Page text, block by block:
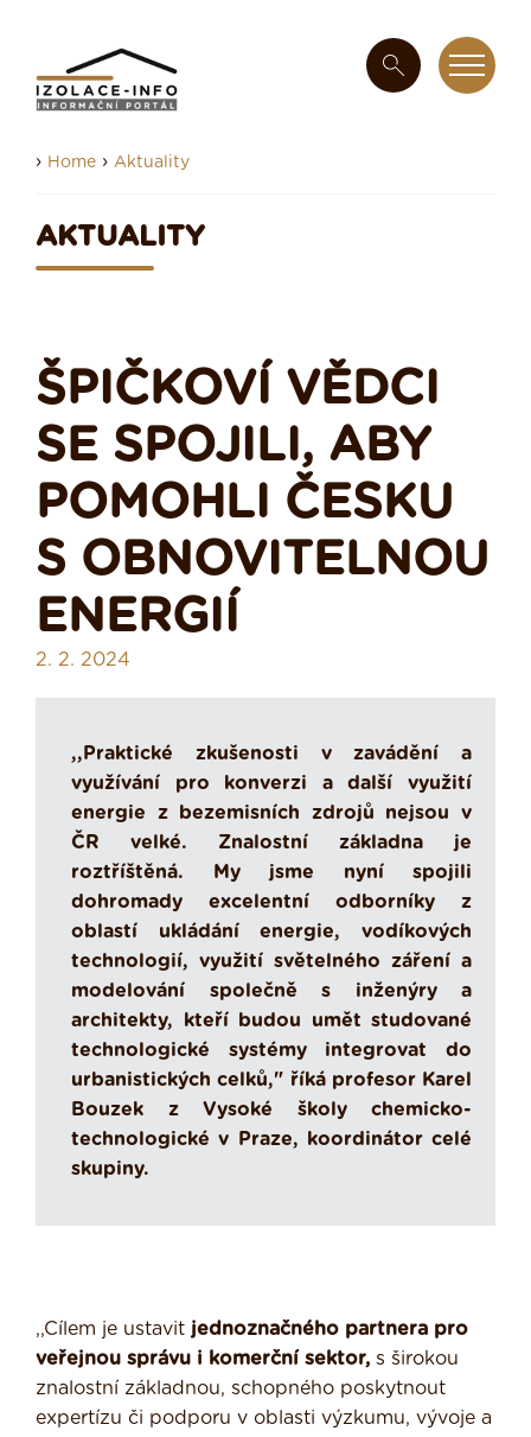
› Home › Aktuality
AKTUALITY
ŠPIČKOVÍ VĚDCI
SE SPOJILI, ABY
POMOHLI ČESKU
S OBNOVITELNOU
ENERGIÍ
2. 2. 2024
,,Praktické zkušenosti v zavádění a
využívání pro konverzi a další využití
energie z bezemisních zdrojů nejsou v
ČR velké. Znalostní základna je
roztříštěná. My jsme nyní spojili
dohromady excelentní odborníky z
oblastí ukládání energie, vodíkových
technologií, využití světelného záření a
modelování společně s inženýry a
architekty, kteří budou umět studované
technologické systémy integrovat do
urbanistických celků," říká profesor Karel
Bouzek z Vysoké školy chemicko-
technologické v Praze, koordinátor celé
skupiny.
,,Cílem je ustavit jednoznačného partnera pro
veřejnou správu i komerční sektor, s širokou
znalostní základnou, schopného poskytnout
expertízu či podporu v oblasti výzkumu, vývoje a